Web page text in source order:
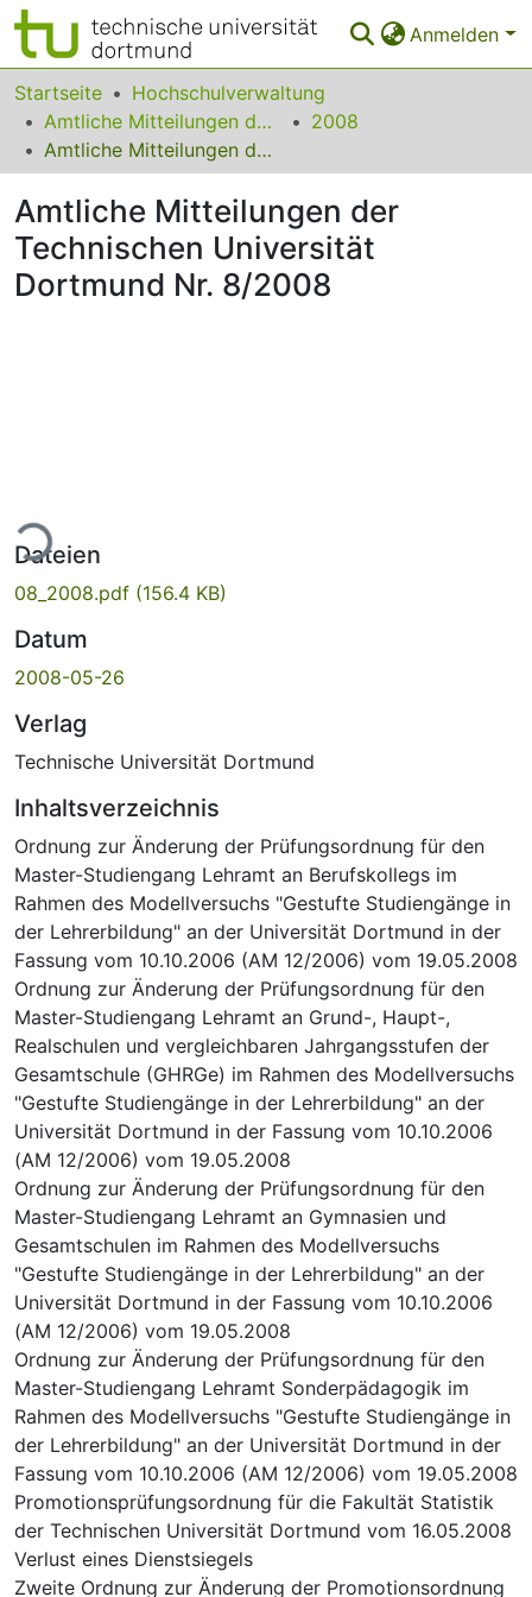
Anmelden
Bereiche & Sammlungen
Das gesamte Repositorium
FAQ
Leitlinien
Startseite
Hochschulverwaltung
Amtliche Mitteilungen der Technischen Universität Dortmund
2008
Amtliche Mitteilungen der Technischen Universität Dortmund Nr. 8/2008
Amtliche Mitteilungen der
Technischen Universität
Dortmund Nr. 8/2008
Dateien
08_2008.pdf (156.4 KB)
Datum
2008-05-26
Verlag
Technische Universität Dortmund
Inhaltsverzeichnis
Ordnung zur Änderung der Prüfungsordnung für den
Master-Studiengang Lehramt an Berufskollegs im
Rahmen des Modellversuchs "Gestufte Studiengänge in
der Lehrerbildung" an der Universität Dortmund in der
Fassung vom 10.10.2006 (AM 12/2006) vom 19.05.2008
Ordnung zur Änderung der Prüfungsordnung für den
Master-Studiengang Lehramt an Grund-, Haupt-,
Realschulen und vergleichbaren Jahrgangsstufen der
Gesamtschule (GHRGe) im Rahmen des Modellversuchs
"Gestufte Studiengänge in der Lehrerbildung" an der
Universität Dortmund in der Fassung vom 10.10.2006
(AM 12/2006) vom 19.05.2008
Ordnung zur Änderung der Prüfungsordnung für den
Master-Studiengang Lehramt an Gymnasien und
Gesamtschulen im Rahmen des Modellversuchs
"Gestufte Studiengänge in der Lehrerbildung" an der
Universität Dortmund in der Fassung vom 10.10.2006
(AM 12/2006) vom 19.05.2008
Ordnung zur Änderung der Prüfungsordnung für den
Master-Studiengang Lehramt Sonderpädagogik im
Rahmen des Modellversuchs "Gestufte Studiengänge in
der Lehrerbildung" an der Universität Dortmund in der
Fassung vom 10.10.2006 (AM 12/2006) vom 19.05.2008
Promotionsprüfungsordnung für die Fakultät Statistik
der Technischen Universität Dortmund vom 16.05.2008
Verlust eines Dienstsiegels
Zweite Ordnung zur Änderung der Promotionsordnung